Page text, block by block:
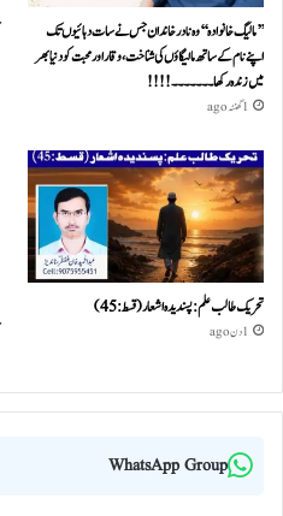
’’مالیگ خانوادہ‘‘ وہ نادر خاندان جس نے سات دہائیوں تک
اپنے نام کے ساتھ مالیگاؤں کی شناخت، وقار اور محبت کو دنیا بھر
میں زندہ رکھا ۔۔۔۔۔۔۔!!!!
1 گھنٹہ ago
تحریک طالب علم: پسندیدہ اشعار (قسط:45)
1 دن ago
WhatsApp Group